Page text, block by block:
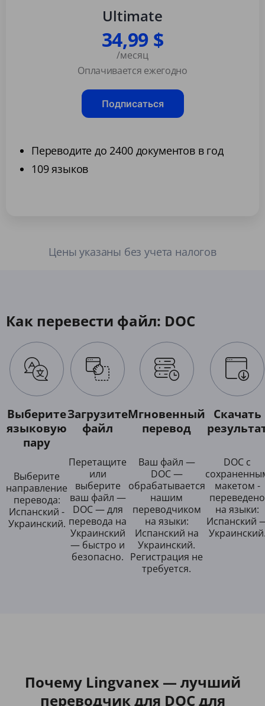
Ultimate
34,99 $
/месяц
Оплачивается ежегодно
Подписаться
Переводите до 2400 документов в год
109 языков
Цены указаны без учета налогов
Как перевести файл: DOC
Выберите
языковую
пару
Выберите
направление
перевода:
Испанский -
Украинский.
Загрузите
файл
Перетащите
или
выберите
ваш файл —
DOC — для
перевода на
Украинский
— быстро и
безопасно.
Мгновенный
перевод
Ваш файл —
DOC —
обрабатывается
нашим
переводчиком
на языки:
Испанский на
Украинский.
Регистрация не
требуется.
Скачать
DOC с
макетом -
переведено
на языки:
Испанский
Почему Lingvanex — лучший
переводчик для DOC для